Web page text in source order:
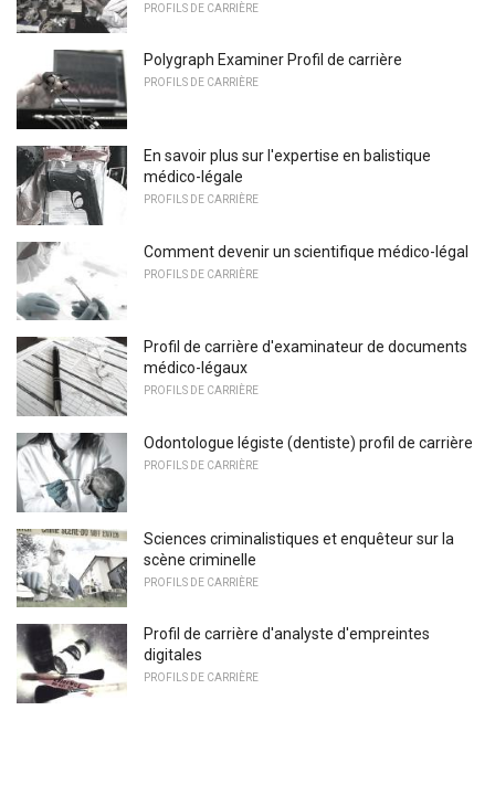
PROFILS DE CARRIÈRE
Polygraph Examiner Profil de carrière
PROFILS DE CARRIÈRE
En savoir plus sur l'expertise en balistique
médico-légale
PROFILS DE CARRIÈRE
Comment devenir un scientifique médico-légal
PROFILS DE CARRIÈRE
Profil de carrière d'examinateur de documents
médico-légaux
PROFILS DE CARRIÈRE
Odontologue légiste (dentiste) profil de carrière
PROFILS DE CARRIÈRE
Sciences criminalistiques et enquêteur sur la
scène criminelle
PROFILS DE CARRIÈRE
Profil de carrière d'analyste d'empreintes
digitales
PROFILS DE CARRIÈRE